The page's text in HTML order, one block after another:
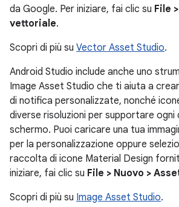
da Google. Per iniziare, fai clic su File
vettoriale.
Scopri di più su Vector Asset Studio.
Android Studio include anche uno
Image Asset Studio che ti aiuta a
di notifica personalizzate, nonché
diverse risoluzioni per supportare ogni
schermo. Puoi caricare una tua
per la personalizzazione oppure
raccolta di icone Material Design
iniziare, fai clic su File > Nuovo >
Scopri di più su Image Asset Studio.